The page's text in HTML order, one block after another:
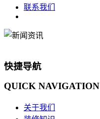
联系我们
快捷导航
QUICK NAVIGATION
关于我们